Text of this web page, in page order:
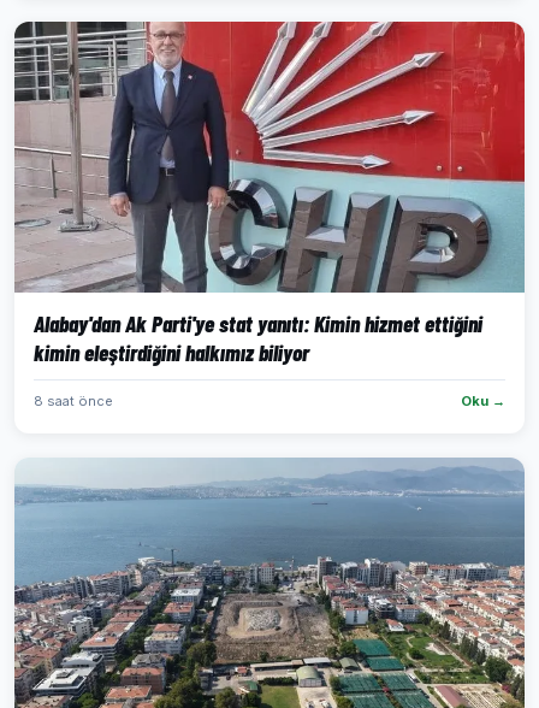
Alabay'dan Ak Parti'ye stat yanıtı: Kimin hizmet ettiğini
kimin eleştirdiğini halkımız biliyor
8 saat önce Oku →